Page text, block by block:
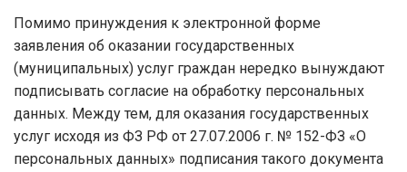
Помимо принуждения к электронной форме
заявления об оказании государственных
(муниципальных) услуг граждан нередко вынуждают
подписывать согласие на обработку персональных
данных. Между тем, для оказания государственных
услуг исходя из ФЗ РФ от 27.07.2006 г. № 152-ФЗ «О
персональных данных» подписания такого документа